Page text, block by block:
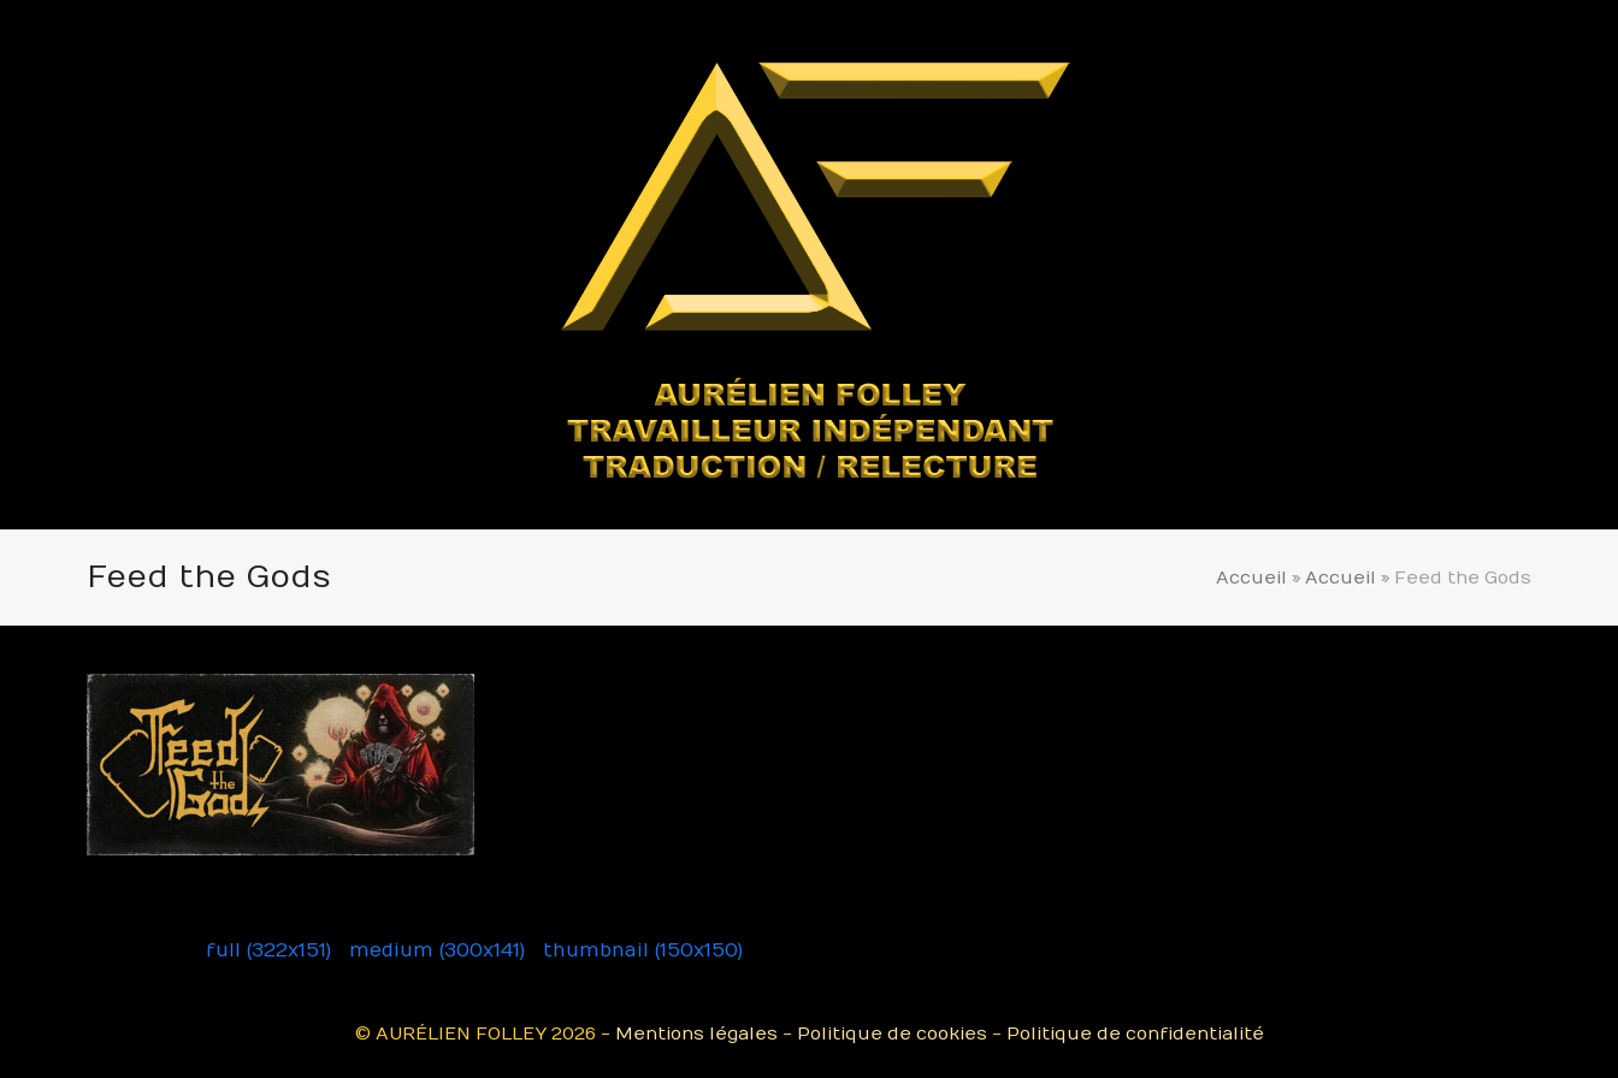
Feed the Gods Accueil » Accueil » Feed the Gods
full (322x151) medium (300x141) thumbnail (150x150)
© AURÉLIEN FOLLEY 2026 - Mentions légales - Politique de cookies - Politique de confidentialité